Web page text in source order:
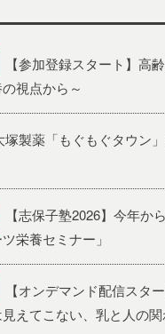
【参加登録スタート】高
視点から～
塚製薬「もぐもぐタウン
【志保子塾2026】今年
栄養セミナー」
【オンデマンド配信スタ
えてこない、乳と人の関